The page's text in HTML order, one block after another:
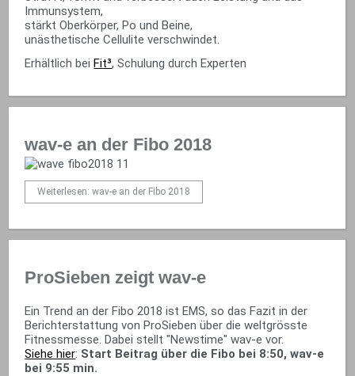
Immunsystem,
stärkt Oberkörper, Po und Beine,
unästhetische Cellulite verschwindet.
Erhältlich beiFit³, Schulung durch Experten
wav-e an der Fibo 2018
Weiterlesen: wav-e an der Fibo 2018
ProSieben zeigt wav-e
Ein Trend an der Fibo 2018 ist EMS, so das Fazit in der
Berichterstattung von ProSieben über die weltgrösste
Fitnessmesse. Dabei stellt "Newstime" wav-e vor.
Siehe hier: Start Beitrag über die Fibo bei 8:50, wav-e
bei 9:55 min.